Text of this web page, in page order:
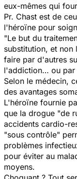
eux-mêmes qui
Pr. Chast est de
l'héroïne pour
"Le but du
substitution, et non
faire par d'autres
l'addiction… ou par
Selon le médecin,
des avantages
L'héroïne fournie
que la drogue "de
accidents cardio-
"sous contrôle"
problèmes
pour éviter au
moyens.